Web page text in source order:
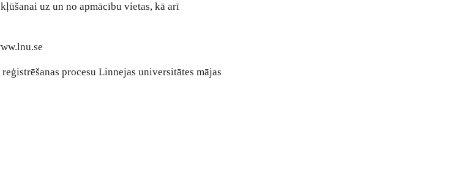
uz un no apmācību vietas, kā arī
procesu Linnejas universitātes mājas